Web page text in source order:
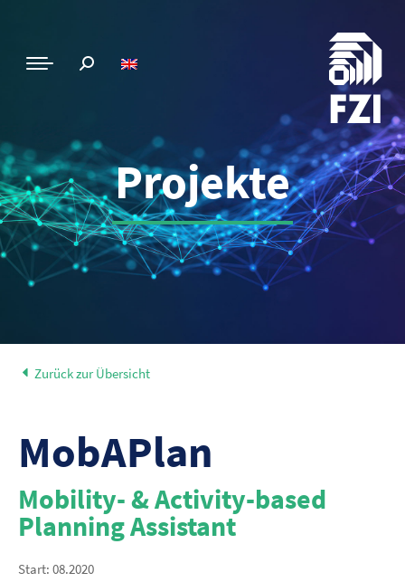
Projekte
Zurück zur Übersicht
MobAPlan
Mobility- & Activity-based
Planning Assistant
Start: 08.2020